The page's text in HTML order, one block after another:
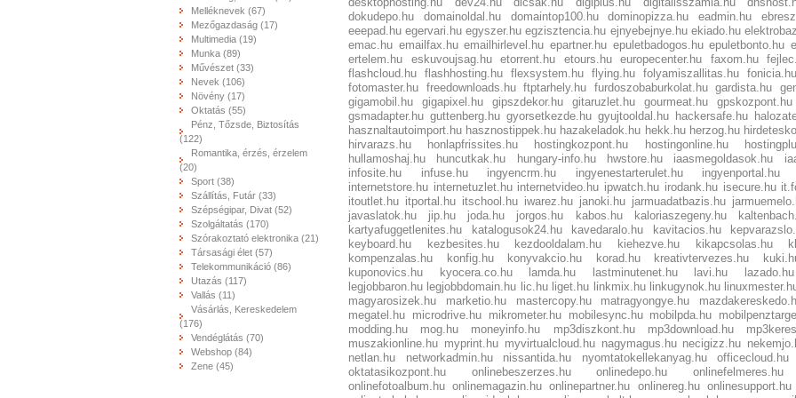
Melléknevek (67)
Mezőgazdaság (17)
Multimedia (19)
Munka (89)
Művészet (33)
Nevek (106)
Növény (17)
Oktatás (55)
Pénz, Tőzsde, Biztosítás
(122)
Romantika, érzés, érzelem
(20)
Sport (38)
Szállítás, Futár (33)
Szépségipar, Divat (52)
Szolgáltatás (170)
Szórakoztató elektronika (21)
Társasági élet (57)
Telekommunikáció (86)
Utazás (117)
Vallás (11)
Vásárlás, Kereskedelem
(176)
Vendéglátás (70)
Webshop (84)
Zene (45)
dokudepo.hu
domainoldal.hu domaintop100.hu dominopizza.hu eadmin.hu
eeepad.hu egervari.hu egyszer.hu egzisztencia.hu ejnyebejnye.hu ekiado.hu
emac.hu emailfax.hu emailhirlevel.hu epartner.hu epuletbadogos.hu epuletbonto.hu
ertelem.hu
eskuvoujsag.hu etorrent.hu etours.hu europecenter.hu faxom.hu
flashcloud.hu flashhosting.hu flexsystem.hu flying.hu folyamiszallitas.hu fonicia.hu
fotomaster.hu freedownloads.hu ftptarhely.hu furdoszobaburkolat.hu gardista.hu
gigamobil.hu
gigapixel.hu gipszdekor.hu gitaruzlet.hu gourmeat.hu
gpskozpont.hu
gsmadapter.hu guttenberg.hu gyorsetkezde.hu gyujtooldal.hu hackersafe.hu
hasznaltautoimport.hu hasznostippek.hu hazakeladok.hu hekk.hu herzog.hu
hirvarazs.hu
honlapfrissites.hu hostingkozpont.hu hostingonline.hu
hullamoshaj.hu
huncutkak.hu hungary-info.hu hwstore.hu iaasmegoldasok.hu
infosite.hu
infuse.hu ingyencrm.hu ingyenestarterulet.hu
ingyenportal.hu
internetstore.hu internetuzlet.hu internetvideo.hu ipwatch.hu irodank.hu isecure.hu
itoutlet.hu itportal.hu itschool.hu iwarez.hu janoki.hu jarmuadatbazis.hu
javaslatok.hu
jip.hu joda.hu jorgos.hu kabos.hu kaloriaszegeny.hu
kartyafuggetlenites.hu
katalogusok24.hu kavedaralo.hu kavitacios.hu
keyboard.hu
kezbesites.hu kezdooldalam.hu kiehezve.hu kikapcsolas.hu
kompenzalas.hu
konfig.hu konyvakcio.hu korad.hu kreativtervezes.hu
kuponovics.hu
kyocera.co.hu lamda.hu lastminutenet.hu lavi.hu
lazado.hu
legjobbaron.hu legjobbdomain.hu lic.hu liget.hu linkmix.hu linkugynok.hu
magyarosizek.hu
marketio.hu mastercopy.hu matragyongye.hu
megatel.hu microdrive.hu mikrometer.hu mobilesync.hu mobilpda.hu
modding.hu
mog.hu moneyinfo.hu mp3diszkont.hu mp3download.hu
muszakionline.hu myprint.hu myvirtualcloud.hu nagymagus.hu necigizz.hu
netlan.hu
networkadmin.hu nissantida.hu nyomtatokellekanyag.hu
officecloud.hu
oktatasikozpont.hu
onlinebeszerzes.hu onlinedepo.hu
onlinefelmeres.hu
onlinefotoalbum.hu onlinemagazin.hu onlinepartner.hu onlinereg.hu onlinesupport.hu